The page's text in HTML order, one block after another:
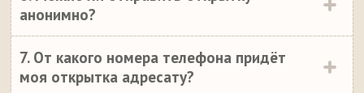
анонимно?
7. От какого номера телефона придёт
моя открытка адресату?